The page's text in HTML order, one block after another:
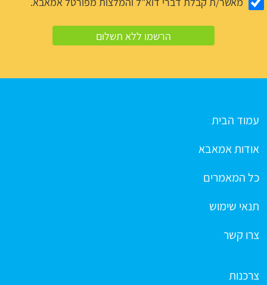
עמוד הבית
אודות אמאבא
כל המאמרים
תנאי שימוש
צרו קשר
צרכנות